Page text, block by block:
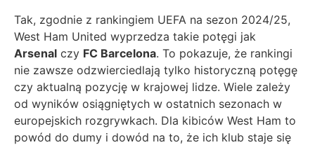
Tak, zgodnie z rankingiem UEFA na sezon 2024/25,
West Ham United wyprzedza takie potęgi jak
Arsenal czy FC Barcelona. To pokazuje, że rankingi
nie zawsze odzwierciedlają tylko historyczną potęgę
czy aktualną pozycję w krajowej lidze. Wiele zależy
od wyników osiągniętych w ostatnich sezonach w
europejskich rozgrywkach. Dla kibiców West Ham to
powód do dumy i dowód na to, że ich klub staje się